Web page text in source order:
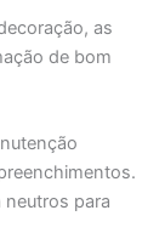
as
de bom
neutros para